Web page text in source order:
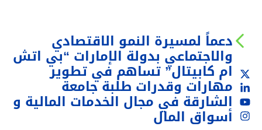
دعماً لمسيرة النمو الاقتصادي
والاجتماعي بدولة الإمارات “بي اتش
ام كابيتال” تساهم في تطوير
مهارات وقدرات طلبة جامعة
الشارقة في مجال الخدمات المالية و
أسواق المال